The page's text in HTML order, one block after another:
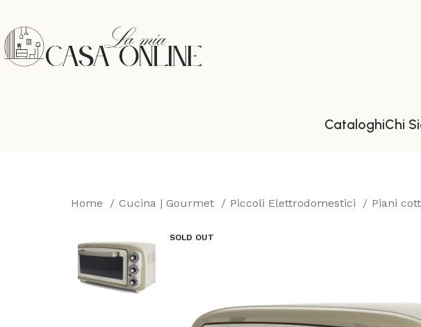
CataloghiChi
Home Cucina | Gourmet Piccoli Elettrodomestici Piani
SOLD OUT